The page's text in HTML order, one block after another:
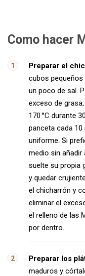
Como hacer
Preparar el
cubos
un poco de sal.
exceso de
170 °C durante
panceta cada
uniforme. Si
medio sin añadir
suelte su propia
y quedar
el chicharrón y
eliminar el
el relleno de las
por dentro.
Preparar los
maduros y